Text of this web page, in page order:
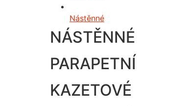
Nástěnné
NÁSTĚNNÉ
PARAPETNÍ
KAZETOVÉ